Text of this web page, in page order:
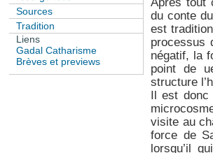
Sources
Tradition
Liens
Gadal Catharisme
Brèves et previews
du conte
est
processus
négatif, la
point de
structure
Il est
visite au
force de
lorsqu’il